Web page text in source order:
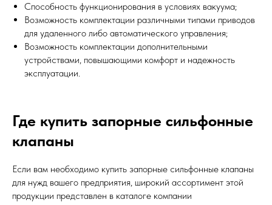
Способность функционирования в условиях вакуума;
Возможность комплектации различными типами приводов
для удаленного либо автоматического управления;
Возможность комплектации дополнительными
устройствами, повышающими комфорт и надежность
эксплуатации.
Где купить запорные сильфонные
клапаны
Если вам необходимо купить запорные сильфонные клапаны
для нужд вашего предприятия, широкий ассортимент этой
продукции представлен в каталоге компании